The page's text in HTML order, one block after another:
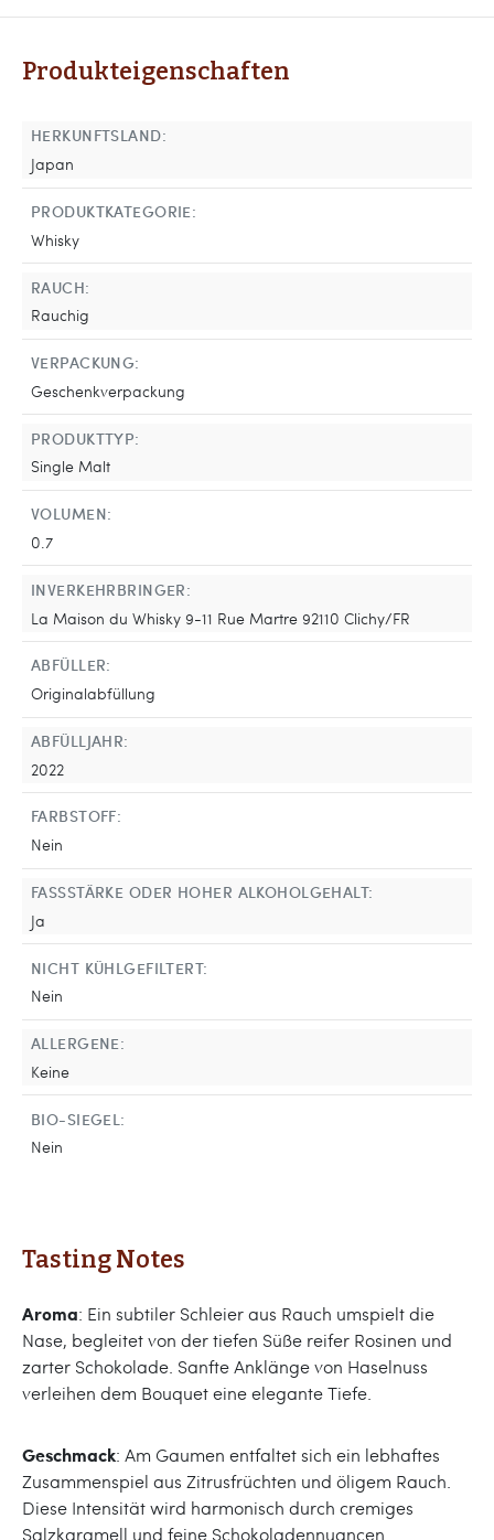
Produkteigenschaften
HERKUNFTSLAND:
Japan
PRODUKTKATEGORIE:
Whisky
RAUCH:
Rauchig
VERPACKUNG:
Geschenkverpackung
PRODUKTTYP:
Single Malt
VOLUMEN:
0.7
INVERKEHRBRINGER:
La Maison du Whisky 9-11 Rue Martre 92110 Clichy/FR
ABFÜLLER:
Originalabfüllung
ABFÜLLJAHR:
2022
FARBSTOFF:
Nein
FASSSTÄRKE ODER HOHER ALKOHOLGEHALT:
Ja
NICHT KÜHLGEFILTERT:
Nein
ALLERGENE:
Keine
BIO-SIEGEL:
Nein
Tasting Notes
Aroma: Ein subtiler Schleier aus Rauch umspielt die
Nase, begleitet von der tiefen Süße reifer Rosinen und
zarter Schokolade. Sanfte Anklänge von Haselnuss
verleihen dem Bouquet eine elegante Tiefe.
Geschmack: Am Gaumen entfaltet sich ein lebhaftes
Zusammenspiel aus Zitrusfrüchten und öligem Rauch.
Diese Intensität wird harmonisch durch cremiges
Salzkaramell und feine Schokoladennuancen